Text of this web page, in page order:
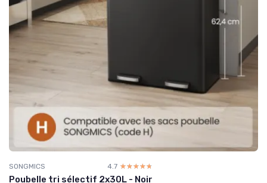
SONGMICS 4.7 ☆☆☆☆☆
★★★★★
Poubelle tri sélectif 2x30L - Noir